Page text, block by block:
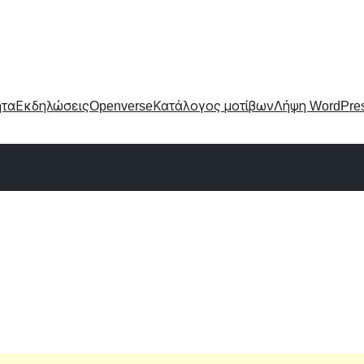
ΕκδηλώσειςOpenverseΚατάλογος μοτίβωνΛήψη